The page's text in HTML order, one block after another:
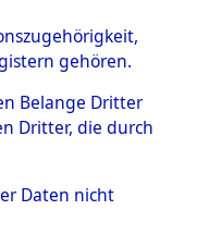
gehören.
Belange Dritter
Dritter, die durch
Daten nicht